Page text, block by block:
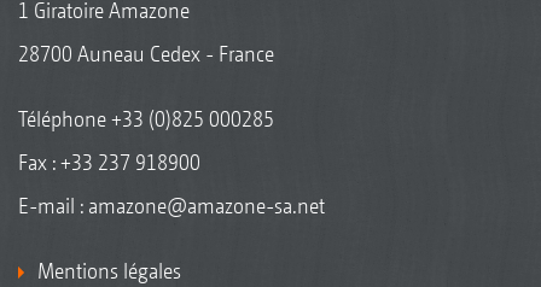
1 Giratoire Amazone
28700 Auneau Cedex - France
Téléphone+33 (0)825 000285
Fax : +33 237 918900
E-mail : amazone@amazone-sa.net
Mentions légales